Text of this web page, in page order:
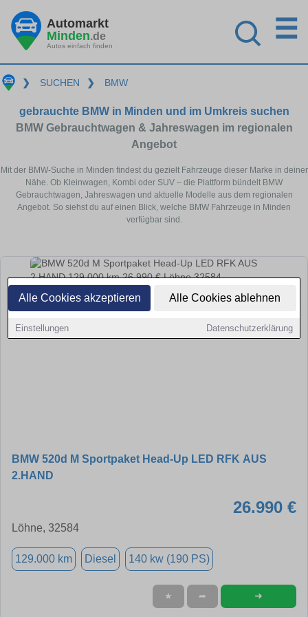
Alle Cookies akzeptieren Alle Cookies ablehnen
Einstellungen Datenschutzerklärung
Automarkt
Minden.de
Autos einfach finden
☰
❯ SUCHEN ❯ BMW
gebrauchte BMW in Minden und im Umkreis suchen
BMW Gebrauchtwagen & Jahreswagen im regionalen
Angebot
Mit der BMW-Suche in Minden findest du gezielt Fahrzeuge dieser Marke in deiner
Nähe. Ob Kleinwagen, Kombi oder SUV – die Plattform bündelt BMW
Gebrauchtwagen, Jahreswagen und aktuelle Modelle aus dem regionalen
Angebot. So siehst du auf einen Blick, welche BMW Fahrzeuge in Minden
verfügbar sind.
BMW 520d M Sportpaket Head-Up LED RFK AUS
2.HAND
26.990 €
Löhne, 32584
129.000 km Diesel 140 kw (190 PS)
★ ➦ ➜